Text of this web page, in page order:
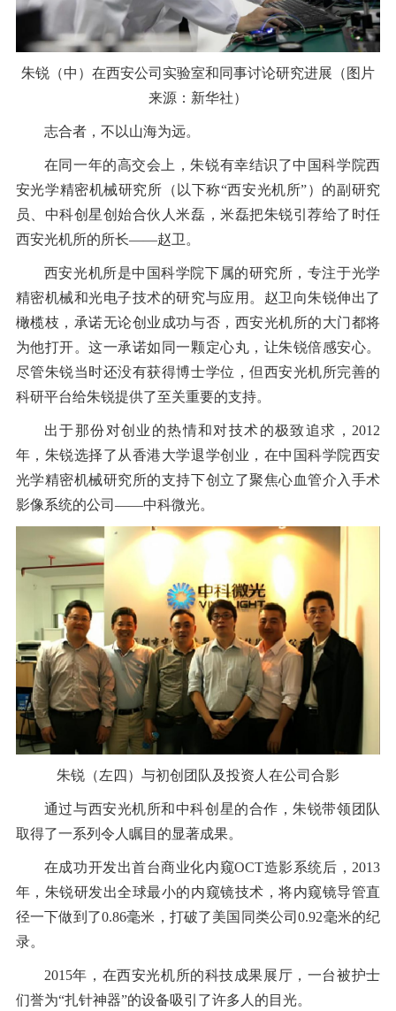
朱锐（中）在西安公司实验室和同事讨论研究进展（图片
来源：新华社）
志合者，不以山海为远。
在同一年的高交会上，朱锐有幸结识了中国科学院西
安光学精密机械研究所（以下称“西安光机所”）的副研究
员、中科创星创始合伙人米磊，米磊把朱锐引荐给了时任
西安光机所的所长——赵卫。
西安光机所是中国科学院下属的研究所，专注于光学
精密机械和光电子技术的研究与应用。赵卫向朱锐伸出了
橄榄枝，承诺无论创业成功与否，西安光机所的大门都将
为他打开。这一承诺如同一颗定心丸，让朱锐倍感安心。
尽管朱锐当时还没有获得博士学位，但西安光机所完善的
科研平台给朱锐提供了至关重要的支持。
出于那份对创业的热情和对技术的极致追求，2012
年，朱锐选择了从香港大学退学创业，在中国科学院西安
光学精密机械研究所的支持下创立了聚焦心血管介入手术
影像系统的公司——中科微光。
朱锐（左四）与初创团队及投资人在公司合影
通过与西安光机所和中科创星的合作，朱锐带领团队
取得了一系列令人瞩目的显著成果。
在成功开发出首台商业化内窥OCT造影系统后，2013
年，朱锐研发出全球最小的内窥镜技术，将内窥镜导管直
径一下做到了0.86毫米，打破了美国同类公司0.92毫米的纪
录。
2015年，在西安光机所的科技成果展厅，一台被护士
们誉为“扎针神器”的设备吸引了许多人的目光。